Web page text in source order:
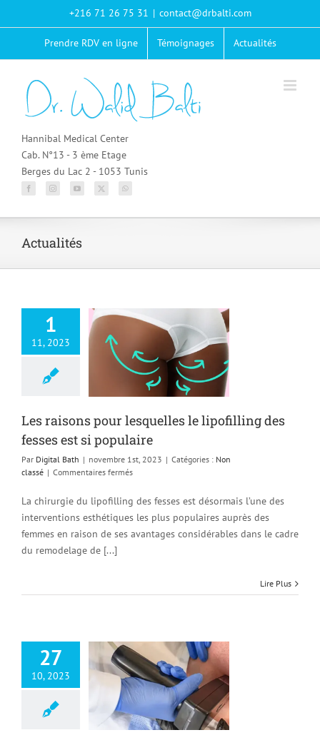
+216 71 26 75 31 | contact@drbalti.com
Prendre RDV en ligne Témoignages Actualités
Hannibal Medical Center
Cab. N°13 - 3 ème Etage
Berges du Lac 2 - 1053 Tunis
Actualités
1
11, 2023
pour
le lipofilling
est si
Les raisons pour lesquelles le lipofilling des
fesses est si populaire
Par Digital Bath | novembre 1st, 2023 | Catégories : Non
classé | Commentaires ferméssur
raisons
lesquelles
le
La chirurgie du lipofilling des fesses est désormais l’une des
interventions esthétiques les plus populaires auprès des
femmes en raison de ses avantages considérables dans le cadre
du remodelage de [...]
Lire Plus
27
10, 2023
à vos
8